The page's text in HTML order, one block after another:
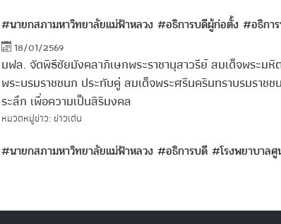
#นายกสภามหาวิทยาลัยแม่ฟ้าหลวง #อธิการบดีผู้ก่อตั้ง #อธิกา
18/01/2569
มฟล. จัดพิธีชัยมังคลาภิเษกพระราชานุสาวรีย์ สมเด็จพระมหิ
พระบรมราชชนก ประทับคู่ สมเด็จพระศรีนครินทราบรมราช
ระลึก เพื่อความเป็นสิริมงคล
หมวดหมู่ข่าว: ข่าวเด่น
#นายกสภามหาวิทยาลัยแม่ฟ้าหลวง #อธิการบดี #โรงพยาบาล